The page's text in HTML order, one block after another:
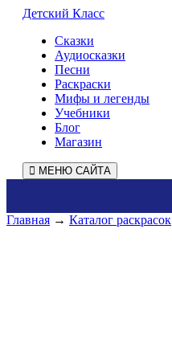
Детский Класс
Сказки
Аудиосказки
Песни
Раскраски
Мифы и легенды
Учебники
Блог
Магазин
МЕНЮ САЙТА
Главная → Каталог раскрасок